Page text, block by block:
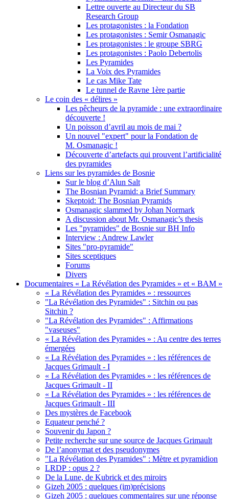
Lettre ouverte au Directeur du SB
Research Group
Les protagonistes : la Fondation
Les protagonistes : Semir Osmanagic
Les protagonistes : le groupe SBRG
Les protagonistes : Paolo Debertolis
Les Pyramides
La Voix des Pyramides
Le cas Mike Tate
Le tunnel de Ravne 1ère partie
Le coin des « délires »
Les pêcheurs de la pyramide : une extraordinaire
découverte !
Un poisson d’avril au mois de mai ?
Un nouvel "expert" pour la Fondation de
M. Osmanagic !
Découverte d’artefacts qui prouvent l’artificialité
des pyramides
Liens sur les pyramides de Bosnie
Sur le blog d’Alun Salt
The Bosnian Pyramid: a Brief Summary
Skeptoid: The Bosnian Pyramids
Osmanagic slammed by Johan Normark
A discussion about Mr. Osmanagic’s thesis
Les "pyramides" de Bosnie sur BH Info
Interview : Andrew Lawler
Sites "pro-pyramide"
Sites sceptiques
Forums
Divers
Documentaires « La Révélation des Pyramides » et « BAM »
« La Révélation des Pyramides » : ressources
"La Révélation des Pyramides" : Sitchin ou pas
Sitchin ?
"La Révélation des Pyramides" : Affirmations
"vaseuses"
« La Révélation des Pyramides » : Au centre des terres
émergées
« La Révélation des Pyramides » : les références de
Jacques Grimault - I
« La Révélation des Pyramides » : les références de
Jacques Grimault - II
« La Révélation des Pyramides » : les références de
Jacques Grimault - III
Des mystères de Facebook
Equateur penché ?
Souvenir du Japon ?
Petite recherche sur une source de Jacques Grimault
De l’anonymat et des pseudonymes
"La Révélation des Pyramides" : Mètre et pyramidion
LRDP : opus 2 ?
De la Lune, de Kubrick et des miroirs
Gizeh 2005 : quelques (im)précisions
Gizeh 2005 : quelques commentaires sur une réponse